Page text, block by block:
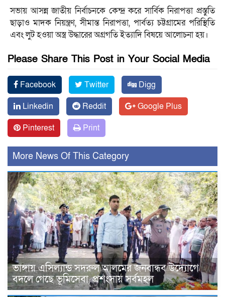
সভায় আসন্ন জাতীয় নির্বাচনকে কেন্দ্র করে সার্বিক নিরাপত্তা প্রস্তুতি
ছাড়াও মাদক নিয়ন্ত্রণ, সীমান্ত নিরাপত্তা, পার্বত্য চট্টগ্রামের পরিস্থিতি
এবং লুট হওয়া অস্ত্র উদ্ধারের অগ্রগতি ইত্যাদি বিষয়ে আলোচনা হয়।
Please Share This Post in Your Social Media
Facebook Twitter
Digg
Linkedin
Reddit
Google Plus
Pinterest
Print
More News Of This Category
ভাঙ্গায় এসিল্যান্ড সদরুল আলমের জনবান্ধব উদ্যোগে
বদলে গেছে ভূমিসেবা, প্রশংসায় সর্বমহল